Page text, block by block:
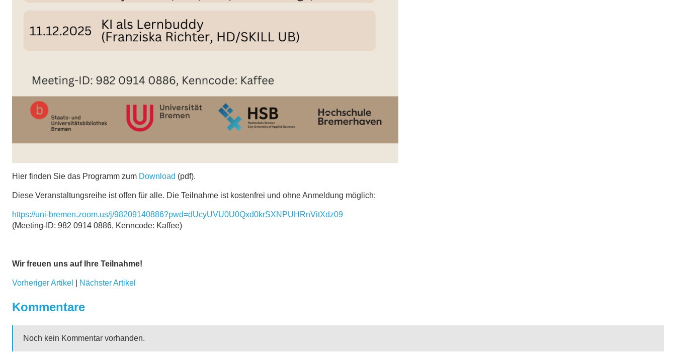
Hier finden Sie das Programm zum Download (pdf).
Diese Veranstaltungsreihe ist offen für alle. Die Teilnahme ist kostenfrei und ohne Anmeldung möglich:
https://uni-bremen.zoom.us/j/98209140886?pwd=dUcyUVU0U0Qxd0krSXNPUHRnVitXdz09
(Meeting-ID: 982 0914 0886, Kenncode: Kaffee)
Wir freuen uns auf Ihre Teilnahme!
Vorheriger Artikel Nächster Artikel
Kommentare
Noch kein Kommentar vorhanden.